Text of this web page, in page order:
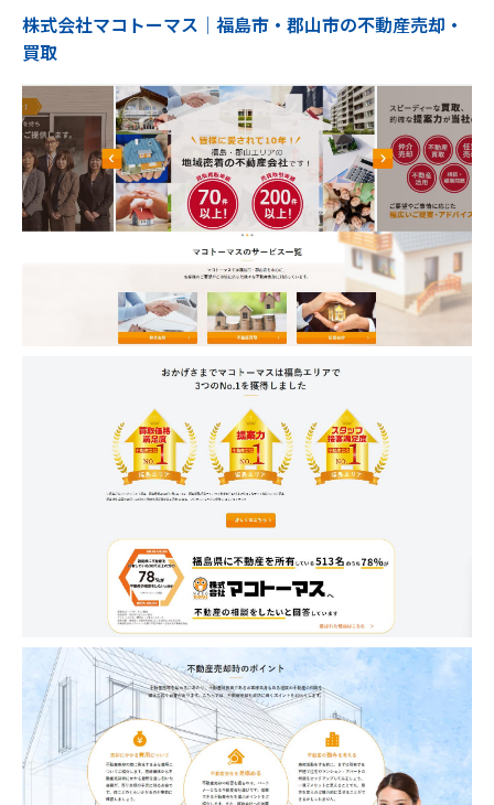
株式会社マコトーマス│福島市・郡山市の不動産売却・
買取